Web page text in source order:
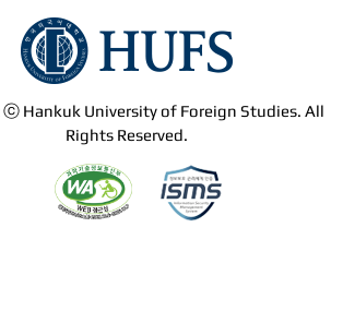
ⓒ Hankuk University of Foreign Studies. All
Rights Reserved.